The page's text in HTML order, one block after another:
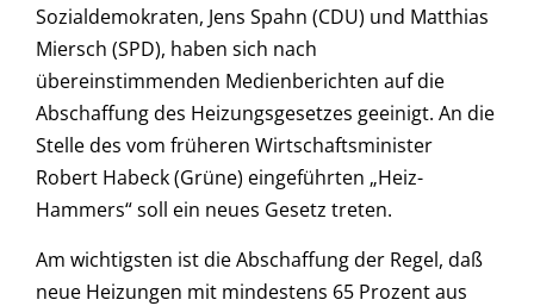
Sozialdemokraten, Jens Spahn (CDU) und Matthias
Miersch (SPD), haben sich nach
übereinstimmenden Medienberichten auf die
Abschaffung des Heizungsgesetzes geeinigt. An die
Stelle des vom früheren Wirtschaftsminister
Robert Habeck (Grüne) eingeführten „Heiz-
Hammers“ soll ein neues Gesetz treten.
Am wichtigsten ist die Abschaffung der Regel, daß
neue Heizungen mit mindestens 65 Prozent aus